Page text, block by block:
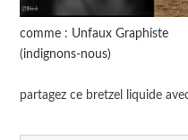
comme : Unfaux Graphiste
(indignons-nous)
partagez ce bretzel liquide